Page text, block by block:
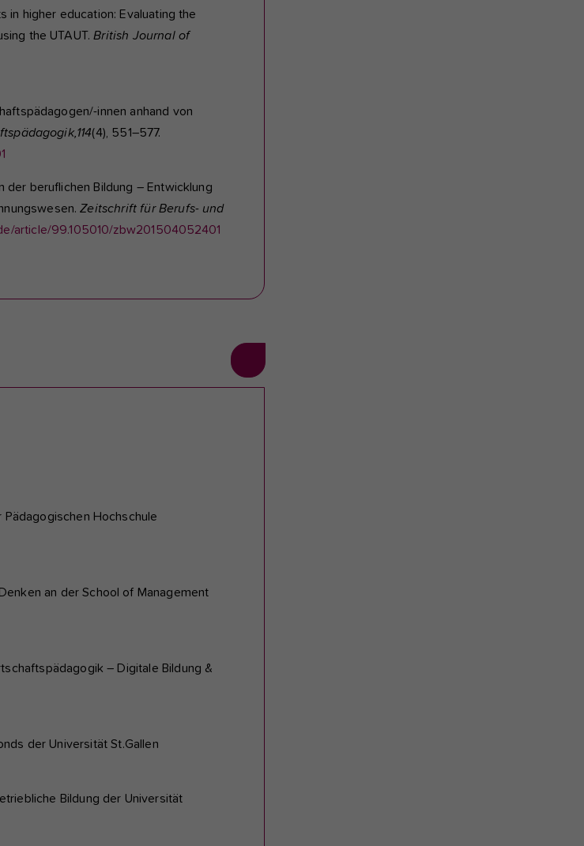
in higher education: Evaluating the
the UTAUT.British Journal of
innen anhand von
114(4), 551–577.
der beruflichen Bildung – Entwicklung
Zeitschrift für Berufs- und
article/99.105010/zbw201504052401
Hochschule
an der School of Management
– Digitale Bildung &
der Universität St.Gallen
Bildung der Universität